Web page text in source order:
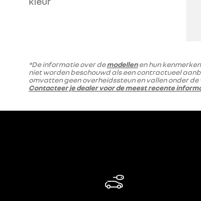
*De informatie over demodellenen hun
niet worden beschouwd als een contractueel
omvatten geen overheidssteun en vallen onder
Contacteer je dealer voor de meest recente